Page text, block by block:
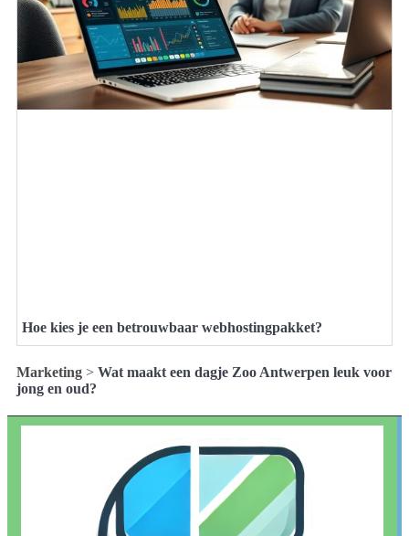
Hoe kies je een betrouwbaar webhostingpakket?
Marketing > Wat maakt een dagje Zoo Antwerpen leuk voor
jong en oud?